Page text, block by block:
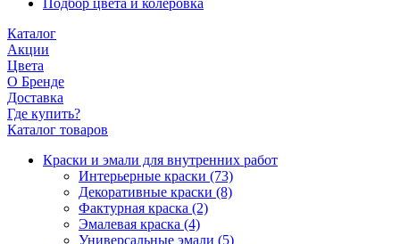
Подбор цвета и колеровка
Каталог
Акции
Цвета
О Бренде
Доставка
Где купить?
Каталог товаров
Краски и эмали для внутренних работ
Интерьерные краски (73)
Декоративные краски (8)
Фактурная краска (2)
Эмалевая краска (4)
Универсальные эмали (5)